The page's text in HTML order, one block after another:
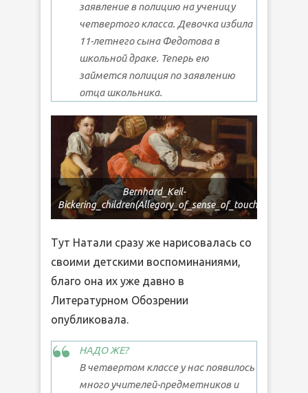
заявление в полицию на ученицу
четвертого класса. Девочка избила
11-летнего сына Федотова в
школьной драке. Теперь ею
займется полиция по заявлению
отца школьника.
Bernhard_Keil-
Bickering_children(Allegory_of_sense_of_touch)
Тут Натали сразу же нарисовалась со
своими детскими воспоминаниями,
благо она их уже давно в
Литературном Обозрении
опубликовала.
НАДО ЖЕ?
В четвертом классе у нас появилось
много учителей-предметников и